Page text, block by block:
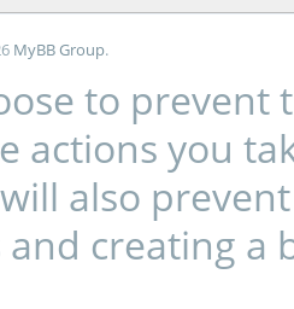
MyBB Group.
to
actions you
also
creating a